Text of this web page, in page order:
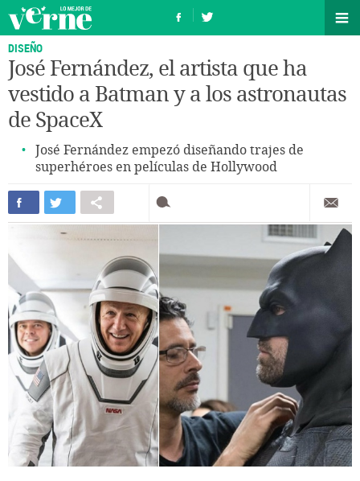
DISEÑO
José Fernández, el artista que ha
vestido a Batman y a los astronautas
de SpaceX
José Fernández empezó diseñando trajes de
superhéroes en películas de Hollywood